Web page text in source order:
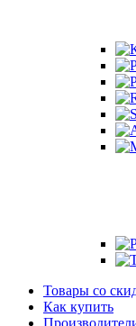
Товары со
Как купить